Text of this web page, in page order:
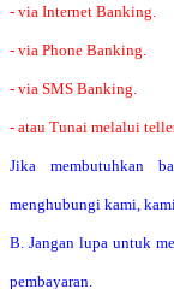
- via Internet Banking.
- via Phone Banking.
- via SMS Banking.
- atau Tunai melalui
Jika membutuhkan
menghubungi kami,
B. Jangan lupa untuk
pembayaran.